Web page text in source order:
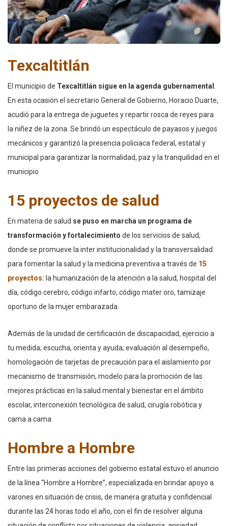
Texcaltitlán
El municipio de Texcaltitlán sigue en la agenda gubernamental .
En esta ocasión el secretario General de Gobierno, Horacio Duarte,
acudió para la entrega de juguetes y repartir rosca de reyes para
la niñez de la zona. Se brindó un espectáculo de payasos y juegos
mecánicos y garantizó la presencia policiaca federal, estatal y
municipal para garantizar la normalidad, paz y la tranquilidad en el
municipio
15 proyectos de salud
En materia de salud se puso en marcha un programa de
transformación y fortalecimiento de los servicios de salud,
donde se promueve la inter institucionalidad y la transversalidad
para fomentar la salud y la medicina preventiva a través de 15
proyectos: la humanización de la atención a la salud, hospital del
día, código cerebro, código infarto, código mater oro, tamizaje
oportuno de la mujer embarazada.
Además de la unidad de certificación de discapacidad, ejercicio a
tu medida; escucha, orienta y ayuda; evaluación al desempeño,
homologación de tarjetas de precaución para el aislamiento por
mecanismo de transmisión, modelo para la promoción de las
mejores prácticas en la salud mental y bienestar en el ámbito
escolar, interconexión tecnológica de salud, cirugía robótica y
cama a cama
Hombre a Hombre
Entre las primeras acciones del gobierno estatal estuvo el anuncio
de la línea “Hombre a Hombre”, especializada en brindar apoyo a
varones en situación de crisis, de manera gratuita y confidencial
durante las 24 horas todo el año, con el fin de resolver alguna